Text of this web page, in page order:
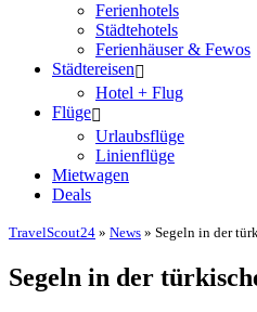
Ferienhotels
Städtehotels
Ferienhäuser & Fewos
Städtereisen
Hotel + Flug
Flüge
Urlaubsflüge
Linienflüge
Mietwagen
Deals
TravelScout24 » News » Segeln in der
Segeln in der